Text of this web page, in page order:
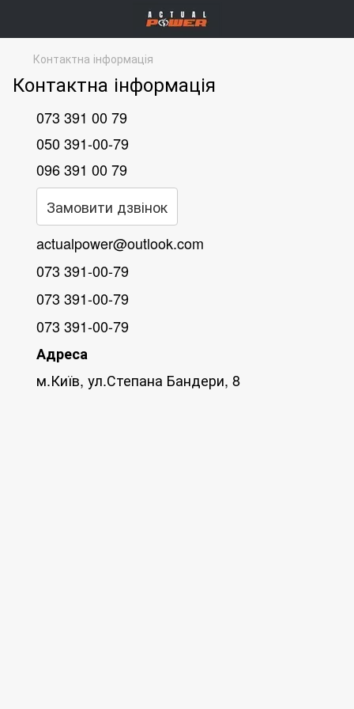
Контактна інформація
Контактна інформація
073 391 00 79
050 391-00-79
096 391 00 79
Замовити дзвінок
actualpower@outlook.com
073 391-00-79
073 391-00-79
073 391-00-79
Адреса
м.Київ, ул.Степана Бандери, 8